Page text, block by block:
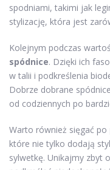
spodniami, takimi jak
stylizację, która jest
Kolejnym podczas
spódnice. Dzięki ich
w talii i podkreślenia
Dobrze dobrane
od codziennych po
Warto również sięgać po
które nie tylko dodają
sylwetkę. Unikajmy zbyt